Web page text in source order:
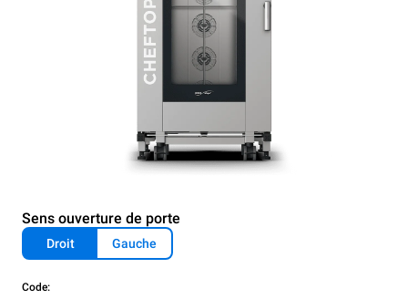
Sens ouverture de porte
Droit Gauche
Code: